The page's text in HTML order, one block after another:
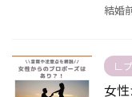
結婚
∟
女